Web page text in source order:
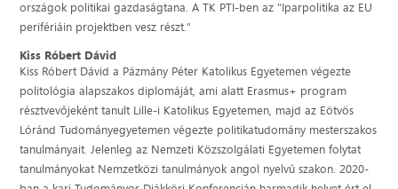
országok politikai gazdaságtana. A TK PTI-ben az "Iparpolitika az EU
perifériáin projektben vesz részt."
Kiss Róbert Dávid
Kiss Róbert Dávid a Pázmány Péter Katolikus Egyetemen végezte
politológia alapszakos diplomáját, ami alatt Erasmus+ program
résztvevőjeként tanult Lille-i Katolikus Egyetemen, majd az Eötvös
Lóránd Tudományegyetemen végezte politikatudomány mesterszakos
tanulmányait. Jelenleg az Nemzeti Közszolgálati Egyetemen folytat
tanulmányokat Nemzetközi tanulmányok angol nyelvű szakon. 2020-